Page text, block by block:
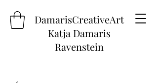
DamarisCreativeArt
Katja Damaris
Ravenstein